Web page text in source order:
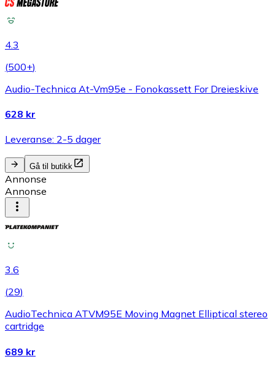
4.3
(500+)
Audio-Technica At-Vm95e - Fonokassett For Dreieskive
628 kr
Leveranse: 2-5 dager
Gå til butikk
Annonse
Annonse
3.6
(29)
AudioTechnica ATVM95E Moving Magnet Elliptical stereo
cartridge
689 kr